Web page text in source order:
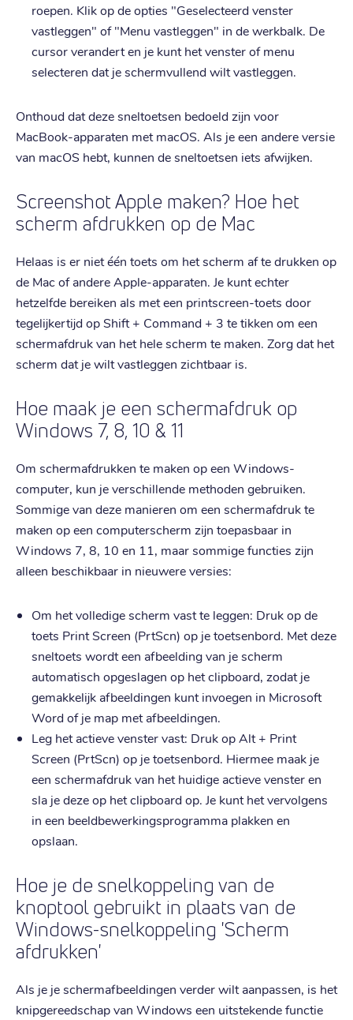
roepen. Klik op de opties "Geselecteerd venster
vastleggen" of "Menu vastleggen" in de werkbalk. De
cursor verandert en je kunt het venster of menu
selecteren dat je schermvullend wilt vastleggen.
Onthoud dat deze sneltoetsen bedoeld zijn voor
MacBook-apparaten met macOS. Als je een andere versie
van macOS hebt, kunnen de sneltoetsen iets afwijken.
Screenshot Apple maken? Hoe het
scherm afdrukken op de Mac
Helaas is er niet één toets om het scherm af te drukken op
de Mac of andere Apple-apparaten. Je kunt echter
hetzelfde bereiken als met een printscreen-toets door
tegelijkertijd op Shift + Command + 3 te tikken om een
schermafdruk van het hele scherm te maken. Zorg dat het
scherm dat je wilt vastleggen zichtbaar is.
Hoe maak je een schermafdruk op
Windows 7, 8, 10 & 11
Om schermafdrukken te maken op een Windows-
computer, kun je verschillende methoden gebruiken.
Sommige van deze manieren om een schermafdruk te
maken op een computerscherm zijn toepasbaar in
Windows 7, 8, 10 en 11, maar sommige functies zijn
alleen beschikbaar in nieuwere versies:
Om het volledige scherm vast te leggen: Druk op de
toets Print Screen (PrtScn) op je toetsenbord. Met deze
sneltoets wordt een afbeelding van je scherm
automatisch opgeslagen op het clipboard, zodat je
gemakkelijk afbeeldingen kunt invoegen in Microsoft
Word of je map met afbeeldingen.
Leg het actieve venster vast: Druk op Alt + Print
Screen (PrtScn) op je toetsenbord. Hiermee maak je
een schermafdruk van het huidige actieve venster en
sla je deze op het clipboard op. Je kunt het vervolgens
in een beeldbewerkingsprogramma plakken en
opslaan.
Hoe je de snelkoppeling van de
knoptool gebruikt in plaats van de
Windows-snelkoppeling 'Scherm
afdrukken'
Als je je schermafbeeldingen verder wilt aanpassen, is het
knipgereedschap van Windows een uitstekende functie